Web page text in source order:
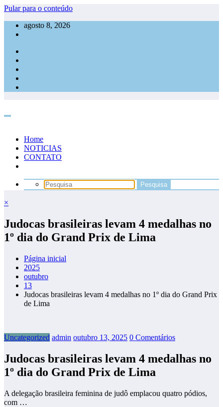
Pular para o conteúdo
agosto 8, 2026
Home
NOTICIAS
CONTATO
×
Judocas brasileiras levam 4 medalhas no
1º dia do Grand Prix de Lima
Página inicial
2025
outubro
13
Judocas brasileiras levam 4 medalhas no 1º dia do Grand Prix
de Lima
Uncategorized admin outubro 13, 2025 0 Comentários
Judocas brasileiras levam 4 medalhas no
1º dia do Grand Prix de Lima
A delegação brasileira feminina de judô emplacou quatro pódios,
com …